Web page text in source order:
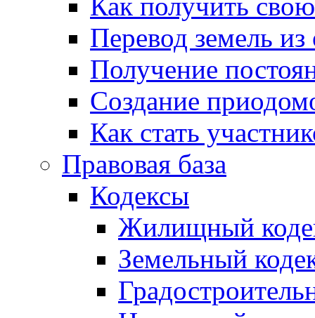
Перевод земель
Получение
Создание
Как стать
Правовая база
Кодексы
Жилищный
Земельный